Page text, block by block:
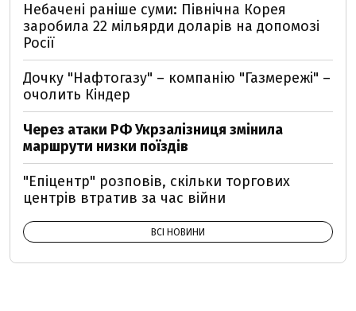
Небачені раніше суми: Північна Корея
заробила 22 мільярди доларів на допомозі
Росії
Дочку "Нафтогазу" – компанію "Газмережі" –
очолить Кіндер
Через атаки РФ Укрзалізниця змінила
маршрути низки поїздів
"Епіцентр" розповів, скільки торгових
центрів втратив за час війни
ВСІ НОВИНИ